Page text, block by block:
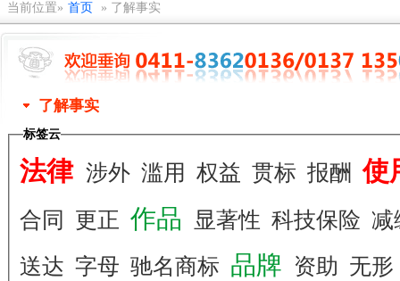
当前位置» 首页 » 了解事实
了解事实
标签云
法律 涉外 滥用 权益 贯标 报酬 使
合同 更正 作品 显著性 科技保险
送达 字母 驰名商标 品牌 资助 无形